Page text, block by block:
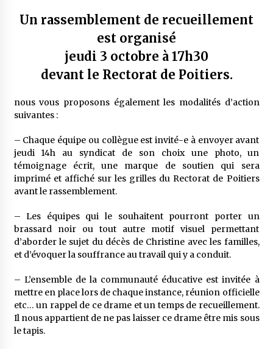
Un rassemblement de recueillement
est organisé
jeudi 3 octobre à 17h30
devant le Rectorat de Poitiers.
nous vous proposons également les modalités d’action
suivantes :
– Chaque équipe ou collègue est invité-e à envoyer avant
jeudi 14h au syndicat de son choix une photo, un
témoignage écrit, une marque de soutien qui sera
imprimé et affiché sur les grilles du Rectorat de Poitiers
avant le rassemblement.
– Les équipes qui le souhaitent pourront porter un
brassard noir ou tout autre motif visuel permettant
d’aborder le sujet du décès de Christine avec les familles,
et d’évoquer la souffrance au travail qui y a conduit.
– L’ensemble de la communauté éducative est invitée à
mettre en place lors de chaque instance, réunion officielle
etc… un rappel de ce drame et un temps de recueillement.
Il nous appartient de ne pas laisser ce drame être mis sous
le tapis.